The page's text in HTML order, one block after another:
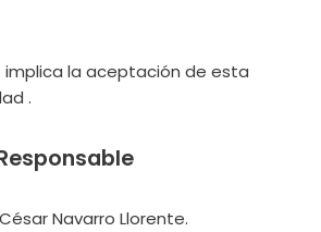
implica la aceptación de esta
.
César Navarro Llorente.